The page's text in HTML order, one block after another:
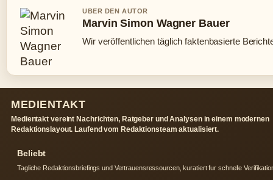
UBER DEN AUTOR
Marvin Simon Wagner Bauer
Wir veröffentlichen täglich faktenbasierte
MEDIENTAKT
Medientakt vereint Nachrichten, Ratgeber und Analysen in einem modernen
Redaktionslayout. Laufend vom Redaktionsteam aktualisiert.
Beliebt
Tagliche Redaktionsbriefings und Vertrauensressourcen, kuratiert fur schnelle